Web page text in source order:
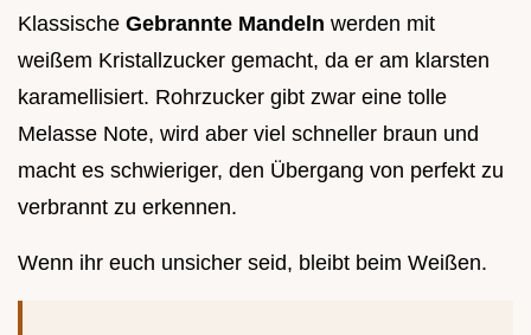
Klassische Gebrannte Mandeln werden mit
weißem Kristallzucker gemacht, da er am klarsten
karamellisiert. Rohrzucker gibt zwar eine tolle
Melasse Note, wird aber viel schneller braun und
macht es schwieriger, den Übergang von perfekt zu
verbrannt zu erkennen.
Wenn ihr euch unsicher seid, bleibt beim Weißen.